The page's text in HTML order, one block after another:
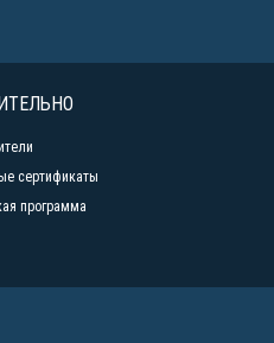
сертификаты
программа